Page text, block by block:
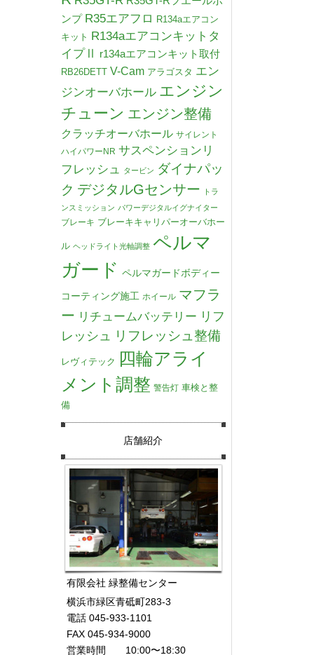
ンプ R35エアフロ R134aエアコン
キット R134aエアコンキットタ
イプⅡ
r134aエアコンキット取付
RB26DETT V-Cam アラゴスタ エン
ジンオーバホール エンジン
チューン エンジン整備
クラッチオーバホール サイレント
ハイパワーNR サスペンションリ
フレッシュ
タービン ダイナパッ
ク デジタルGセンサー
トラ
ンスミッション パワーデジタルイグナイター
ブレーキ ブレーキキャリパーオーバホー
ル ヘッドライト光軸調整 ペルマ
ガード ペルマガードボディー
コーティング施工 ホイール マフラ
ー リチュームバッテリー リフ
レッシュ
リフレッシュ整備
レヴィテック 四輪アライ
メント調整 警告灯 車検と整
備
店舗紹介
有限会社 緑整備センター
横浜市緑区青砥町283-3
電話 045-933-1101
FAX 045-934-9000
営業時間 10:00〜18:30